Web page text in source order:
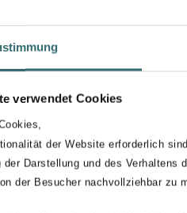
verwendet Cookies
der Website erforderlich
Darstellung und des Verhaltens
der Besucher nachvollziehbar zu